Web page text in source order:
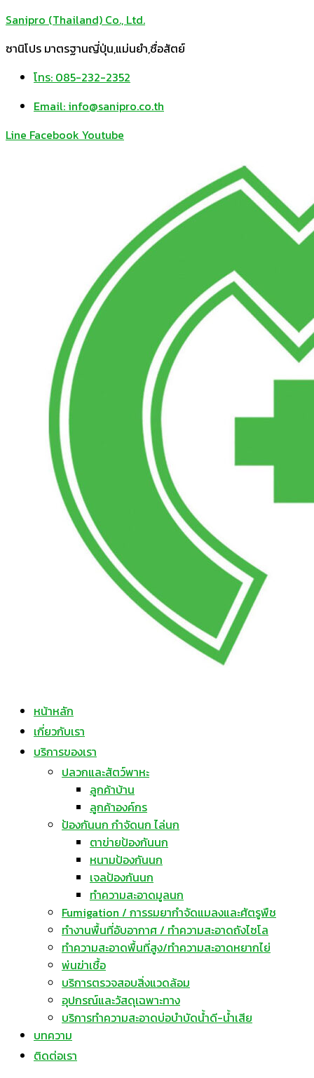
Sanipro (Thailand) Co., Ltd.
ซานิโปร มาตรฐานญี่ปุ่น,แม่นยำ,ซื่อสัตย์
โทร: 085-232-2352
Email: info@sanipro.co.th
Line Facebook Youtube
หน้าหลัก
เกี่ยวกับเรา
บริการของเรา
ปลวกและสัตว์พาหะ
ลูกค้าบ้าน
ลูกค้าองค์กร
ป้องกันนก กำจัดนก ไล่นก
ตาข่ายป้องกันนก
หนามป้องกันนก
เจลป้องกันนก
ทำความสะอาดมูลนก
Fumigation / การรมยากำจัดแมลงและศัตรูพืช
ทำงานพื้นที่อับอากาศ / ทำความสะอาดถังไซโล
ทำความสะอาดพื้นที่สูง/ทำความสะอาดหยากไย่
พ่นฆ่าเชื้อ
บริการตรวจสอบสิ่งแวดล้อม
อุปกรณ์และวัสดุเฉพาะทาง
บริการทำความสะอาดบ่อบำบัดน้ำดี-น้ำเสีย
บทความ
ติดต่อเรา